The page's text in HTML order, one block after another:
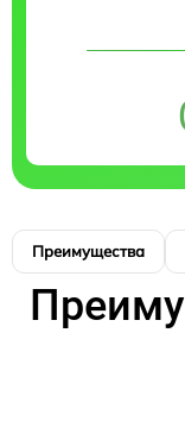
Преимущества